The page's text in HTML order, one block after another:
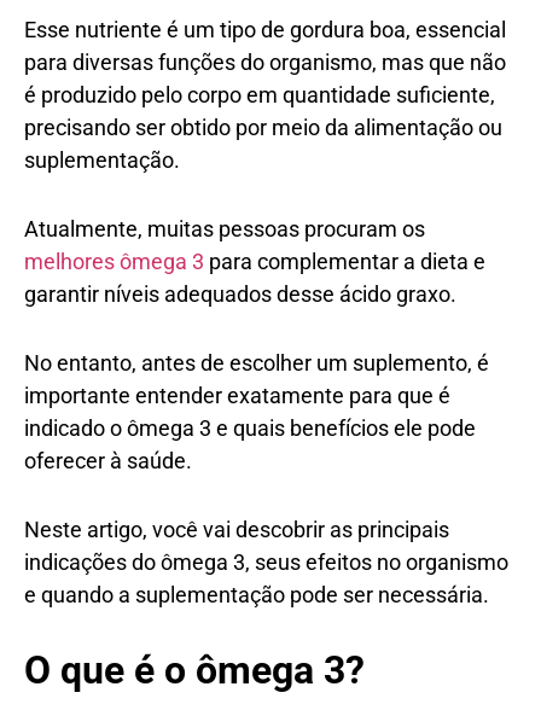
Esse nutriente é um tipo de gordura boa, essencial
para diversas funções do organismo, mas que não
é produzido pelo corpo em quantidade suficiente,
precisando ser obtido por meio da alimentação ou
suplementação.
Atualmente, muitas pessoas procuram os
melhores ômega 3 para complementar a dieta e
garantir níveis adequados desse ácido graxo.
No entanto, antes de escolher um suplemento, é
importante entender exatamente para que é
indicado o ômega 3 e quais benefícios ele pode
oferecer à saúde.
Neste artigo, você vai descobrir as principais
indicações do ômega 3, seus efeitos no organismo
e quando a suplementação pode ser necessária.
O que é o ômega 3?